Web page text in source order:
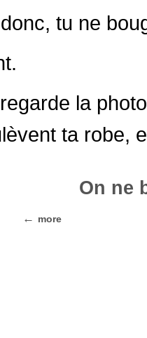
tu ne
la
ta robe,
On ne
more